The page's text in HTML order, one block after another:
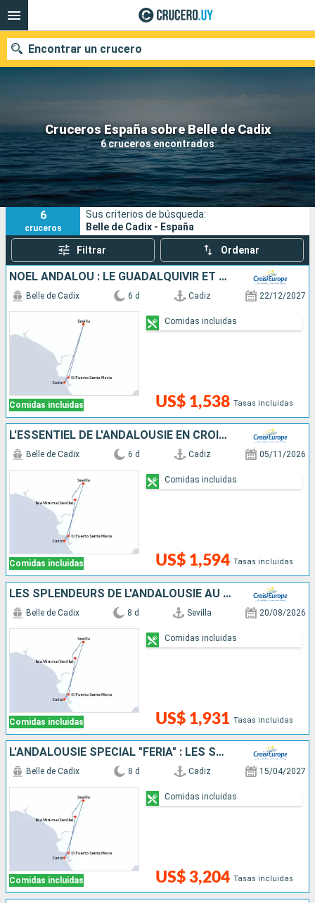
Cruceros España sobre Belle de Cadix
6 cruceros encontrados
Encontrar un crucero
Nuestros destinos
Fecha de salida
Puertos Compañías
Buscar
6
cruceros
Sus criterios de búsqueda:
Belle de Cadix - España
Filtrar Ordenar
NOËL ANDALOU : LE GUADALQUIVIR ET LA BAIE DE CADIX
Comidas incluidas
Belle de Cadix 6 d Cadiz 22/12/2027
US$ 1,538 Tasas incluidas
Comidas incluidas
L'ESSENTIEL DE L'ANDALOUSIE EN CROISIÈRE: SÉVILLE, CADIX ET VILLAGES ANDALOUS ; LA DOUCEUR DE VIVRE ESPAGNOLE
Comidas incluidas
Belle de Cadix 6 d Cadiz 05/11/2026
US$ 1,594 Tasas incluidas
Comidas incluidas
LES SPLENDEURS DE L'ANDALOUSIE AU FIL DU GUADALQUIVIR : SÉVILLE, CORDOUE ET CADIX
Comidas incluidas
Belle de Cadix 8 d Sevilla 20/08/2026
US$ 1,931 Tasas incluidas
Comidas incluidas
L'ANDALOUSIE SPÉCIAL "FERIA" : LES SPLENDEURS DE L'ANDALOUSIE AU FIL DU GUADALQUIVIR (FORMULE PORT-PORT)
Comidas incluidas
Belle de Cadix 8 d Cadiz 15/04/2027
US$ 3,204 Tasas incluidas
Comidas incluidas